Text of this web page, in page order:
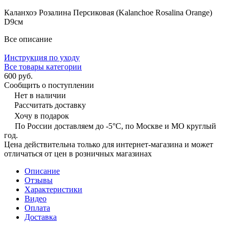
Каланхоэ Розалина Персиковая (Kalanchoe Rosalina Orange)
D9см
Все описание
Инструкция по уходу
Все товары категории
600 руб.
Сообщить о поступлении
Нет в наличии
Рассчитать доставку
Хочу в подарок
По России доставляем до -5°C, по Москве и МО круглый
год.
Цена действительна только для интернет-магазина и может
отличаться от цен в розничных магазинах
Описание
Отзывы
Характеристики
Видео
Оплата
Доставка